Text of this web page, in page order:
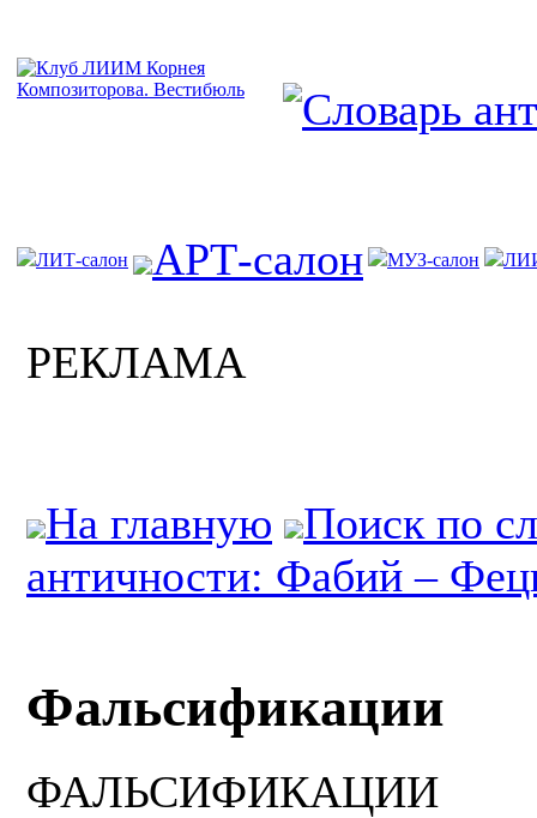
ЛИТ-салон АРТ-салон МУЗ-салон
РЕКЛАМА
На главную
Поиск по
античности: Фабий –
Фальсификации
ФАЛЬСИФИКАЦИИ